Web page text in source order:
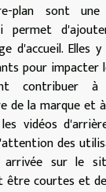
plan sont
permet
d'accueil. Elles
pour impacter
contribuer à
de la marque et
vidéos
des
sur le
être courtes et